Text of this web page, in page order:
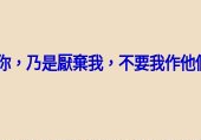
乃是厭棄我，不要我作